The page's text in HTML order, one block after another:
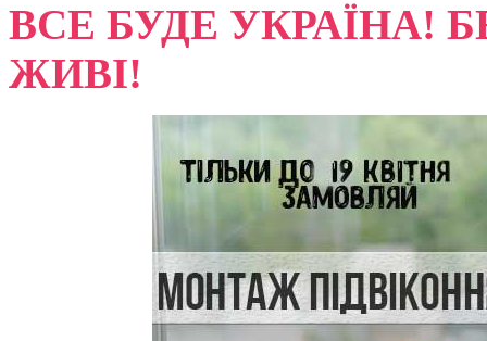
ВСЕ БУДЕ УКРАЇНА!
ЖИВІ!